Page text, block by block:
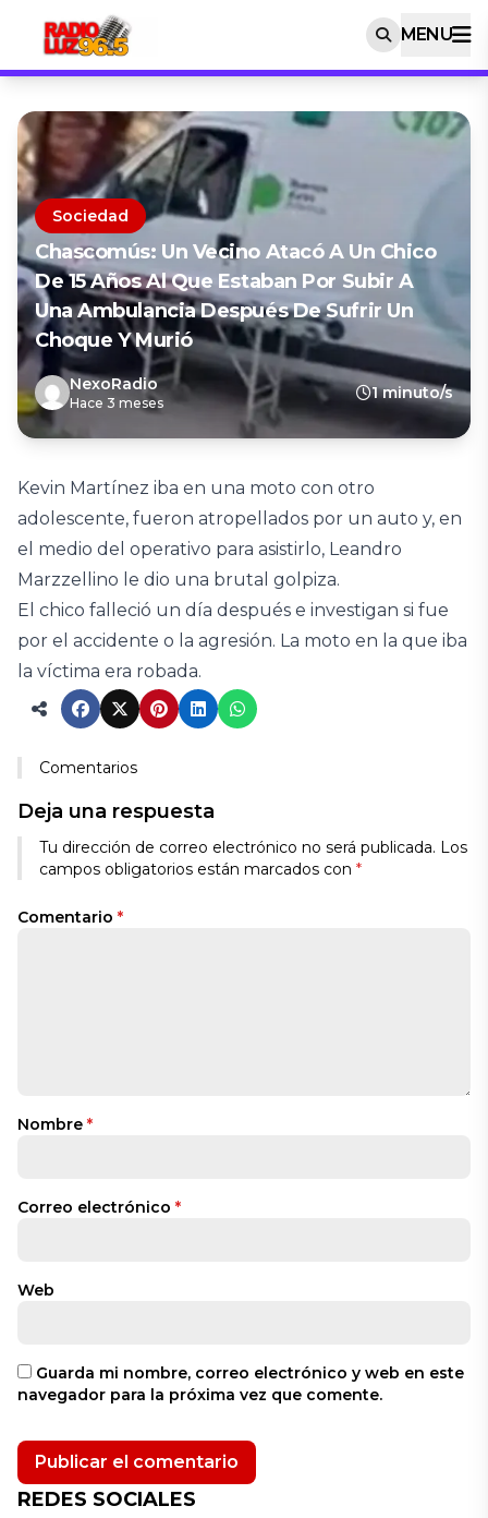
MENU
Sociedad
Chascomús: Un Vecino Atacó A Un Chico
De 15 Años Al Que Estaban Por Subir A
Una Ambulancia Después De Sufrir Un
Choque Y Murió
NexoRadio
Hace 3 meses
1 minuto/s
Kevin Martínez iba en una moto con otro
adolescente, fueron atropellados por un auto y, en
el medio del operativo para asistirlo, Leandro
Marzzellino le dio una brutal golpiza.
El chico falleció un día después e investigan si fue
por el accidente o la agresión. La moto en la que iba
la víctima era robada.
Comentarios
Deja una respuesta
Tu dirección de correo electrónico no será publicada. Los
campos obligatorios están marcados con *
Comentario *
Nombre *
Correo electrónico *
Web
Guarda mi nombre, correo electrónico y web en este
navegador para la próxima vez que comente.
REDES SOCIALES